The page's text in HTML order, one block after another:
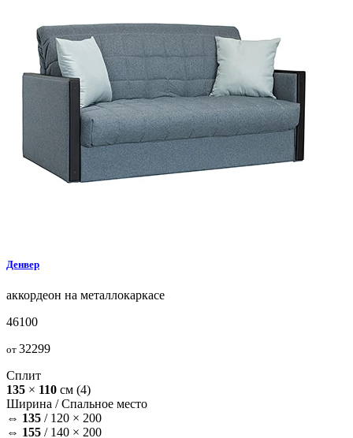
Денвер
аккордеон на металлокаркасе
46100
от 32299
Сплит
135 × 110 см (4)
Ширина /Спальное место
⇔ 135 / 120 × 200
⇔ 155 / 140 × 200